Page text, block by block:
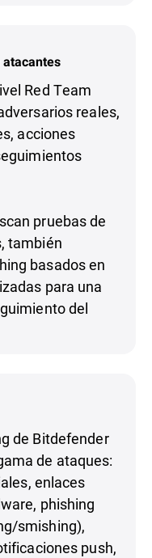
atacantes
Red Team
reales,
acciones
pruebas de
también
basados en
para una
del
de Bitdefender
de ataques:
enlaces
phishing
smishing),
push,